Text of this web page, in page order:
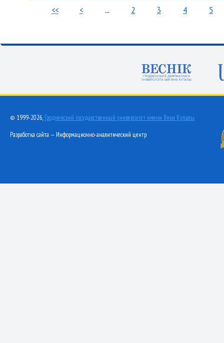
<< < ... 2 3 4 5
© 1999-2026, Гродненский государственный университет имени Янки Купалы
Разработка сайта — Информационно-аналитический центр